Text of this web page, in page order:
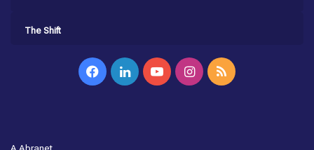
The Shift
FacebookLinkedinYouTubeInstagram
RSS